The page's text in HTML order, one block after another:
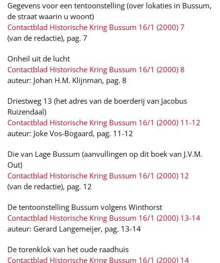
Gegevens voor een tentoonstelling (over lokaties in Bussum,
de straat waarin u woont)
Contactblad Historische Kring Bussum 16/1 (2000) 7
(van de redactie), pag. 7
Onheil uit de lucht
Contactblad Historische Kring Bussum 16/1 (2000) 8
auteur: Johan H.M. Klijnman, pag. 8
Driestweg 13 (het adres van de boerderij van Jacobus
Ruizendaal)
Contactblad Historische Kring Bussum 16/1 (2000) 11-12
auteur: Joke Vos-Bogaard, pag. 11-12
Die van Lage Bussum (aanvullingen op dit boek van J.V.M.
Out)
Contactblad Historische Kring Bussum 16/1 (2000) 12
(van de redactie), pag. 12
De tentoonstelling Bussum volgens Winthorst
Contactblad Historische Kring Bussum 16/1 (2000) 13-14
auteur: Gerard Langemeijer, pag. 13-14
De torenklok van het oude raadhuis
Contactblad Historische Kring Bussum 16/1 (2000) 14